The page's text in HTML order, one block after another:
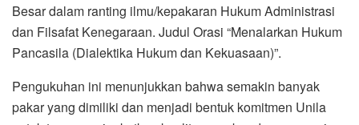
Besar dalam ranting ilmu/kepakaran Hukum Administrasi
dan Filsafat Kenegaraan. Judul Orasi “Menalarkan Hukum
Pancasila (Dialektika Hukum dan Kekuasaan)”.
Pengukuhan ini menunjukkan bahwa semakin banyak
pakar yang dimiliki dan menjadi bentuk komitmen Unila